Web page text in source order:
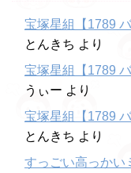
宝塚星組【1789
とんきち より
宝塚星組【1789
うぃー より
宝塚星組【1789
とんきち より
すっごい高っかい